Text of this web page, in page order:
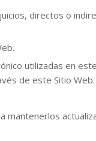
directos o
utilizadas en
de este Sitio Web.
mantenerlos